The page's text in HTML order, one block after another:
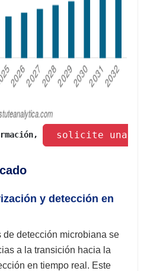
solicite una
y detección en
de detección microbiana se
a la transición hacia la
en tiempo real. Este